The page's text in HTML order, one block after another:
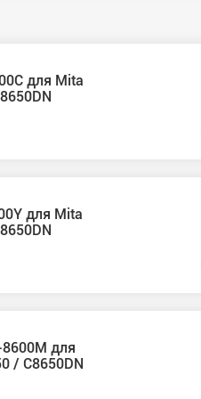
для Mita
для Mita
для
/ C8650DN